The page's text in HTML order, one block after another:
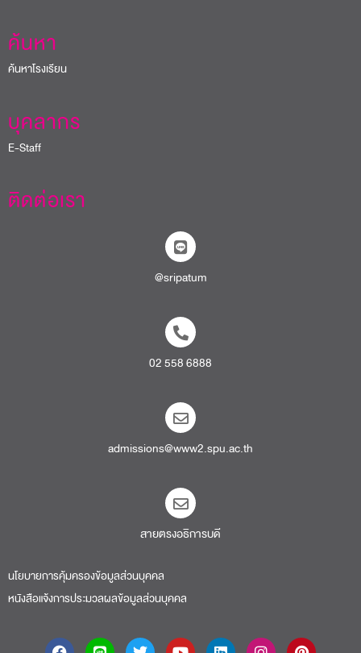
ค้นหา
ค้นหาโรงเรียน
บุคลากร
E-Staff
ติดต่อเรา
@sripatum
02 558 6888
admissions@www2.spu.ac.th
สายตรงอธิการบดี​
นโยบายการคุ้มครองข้อมูลส่วนบุคคล
หนังสือแจ้งการประมวลผลข้อมูลส่วนบุคคล